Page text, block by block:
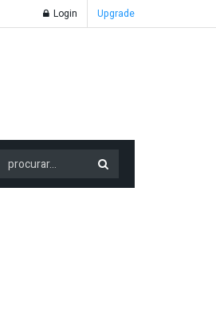
Login Upgrade